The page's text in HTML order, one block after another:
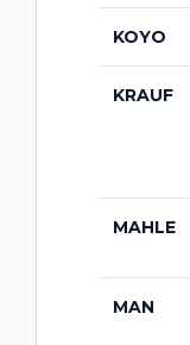
KOYO
KRAUF
MAHLE
MAN